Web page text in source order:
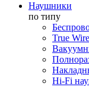
Наушники
по типу
True
Hi-Fi